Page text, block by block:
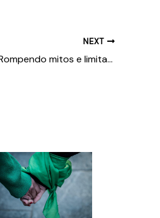
NEXT
Orgulho Autista: Rompendo mitos e limitações sobre o TEA